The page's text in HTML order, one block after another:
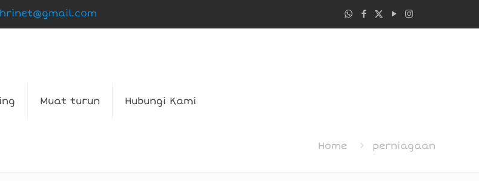
Muat turun Hubungi Kami
Home perniagaan